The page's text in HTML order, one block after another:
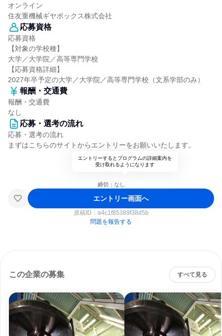
オンライン
住友重機械ギヤボックス株式会社
応募資格
応募資格
【対象の学校種】
大学／大学院／高等専門学校
【応募資格詳細】
2027年卒予定の大学／大学院／高等専門学校（文系学部のみ）
報酬・交通費
報酬・交通費
なし
応募・選考の流れ
応募・選考の流れ
まずはこちらのサイトからエントリーをお願いいたします。
エントリーするとプログラムの詳細案内を
受け取れるようになります
締切：なし
エントリー画面へ
原稿ID： a4c1f85389f38d5b
問題を報告する
この企業の募集 すべて見る